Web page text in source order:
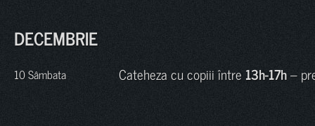
DECEMBRIE
10 Sâmbata Cateheza cu copiii între 13h-17h–